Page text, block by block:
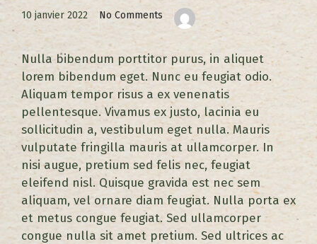
10 janvier 2022 No Comments
Nulla bibendum porttitor purus, in aliquet
lorem bibendum eget. Nunc eu feugiat odio.
Aliquam tempor risus a ex venenatis
pellentesque. Vivamus ex justo, lacinia eu
sollicitudin a, vestibulum eget nulla. Mauris
vulputate fringilla mauris at ullamcorper. In
nisi augue, pretium sed felis nec, feugiat
eleifend nisl. Quisque gravida est nec sem
aliquam, vel ornare diam feugiat. Nulla porta ex
et metus congue feugiat. Sed ullamcorper
congue nulla sit amet pretium. Sed ultrices ac